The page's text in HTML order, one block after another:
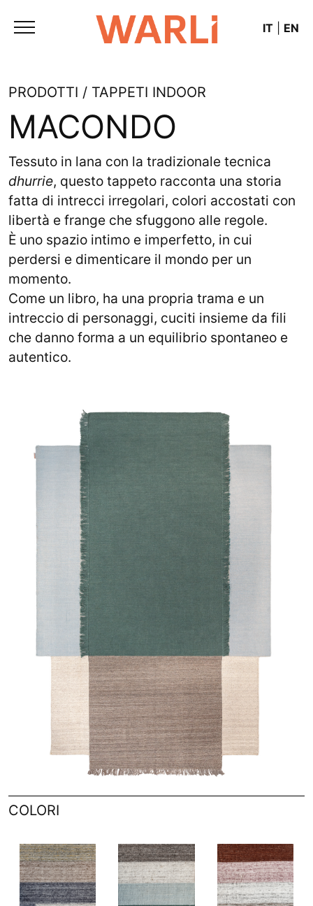
IT EN
PRODOTTI / TAPPETI INDOOR
MACONDO
Tessuto in lana con la tradizionale tecnica
dhurrie, questo tappeto racconta una storia
fatta di intrecci irregolari, colori accostati con
libertà e frange che sfuggono alle regole.
È uno spazio intimo e imperfetto, in cui
perdersi e dimenticare il mondo per un
momento.
Come un libro, ha una propria trama e un
intreccio di personaggi, cuciti insieme da fili
che danno forma a un equilibrio spontaneo e
autentico.
COLORI